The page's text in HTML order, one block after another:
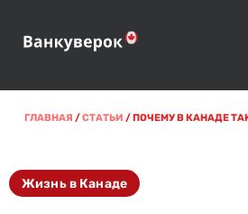
ГЛАВНАЯ /СТАТЬИ /ПОЧЕМУ В КАНАДЕ
Жизнь в Канаде